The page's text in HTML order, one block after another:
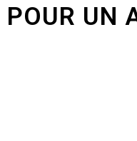
POUR UN